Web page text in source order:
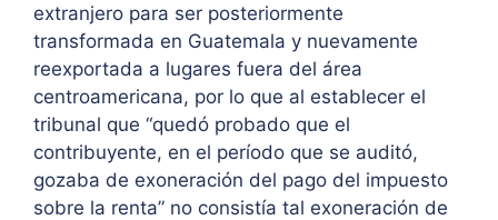
extranjero para ser posteriormente
transformada en Guatemala y nuevamente
reexportada a lugares fuera del área
centroamericana, por lo que al establecer el
tribunal que “quedó probado que el
contribuyente, en el período que se auditó,
gozaba de exoneración del pago del impuesto
sobre la renta” no consistía tal exoneración de